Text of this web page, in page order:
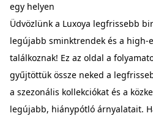
egy helyen
Üdvözlünk a Luxoya legfrissebb
legújabb sminktrendek és a high-
találkoznak! Ez az oldal a
gyűjtöttük össze neked a
a szezonális kollekciókat és a
legújabb, hiánypótló árnyalatait.